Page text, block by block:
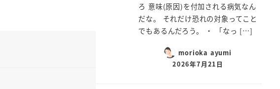
ろ 意味(原因)を付加される病気なん
だな。 それだけ恐れの対象ってこと
でもあるんだろう。 ・ 「なっ […]
morioka ayumi
2026年7月21日